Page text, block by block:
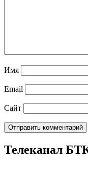
Имя
Email
Сайт
Телеканал